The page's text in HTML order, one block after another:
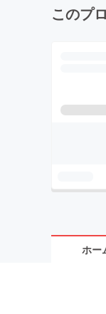
このプ
ホー